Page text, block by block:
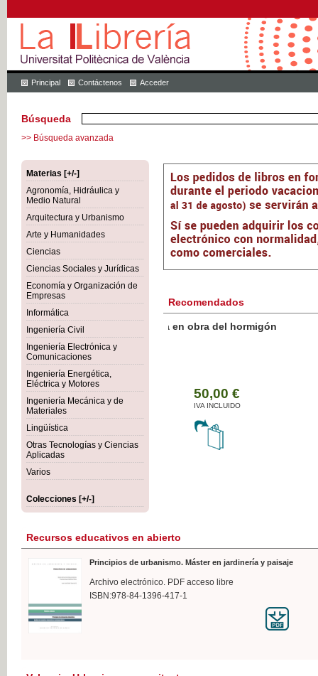
Principal Contáctenos Acceder
Búsqueda
>> Búsqueda avanzada
Materias [+/-]
Agronomía, Hidráulica y
Medio Natural
Arquitectura y Urbanismo
Arte y Humanidades
Ciencias
Ciencias Sociales y Jurídicas
Economía y Organización de
Empresas
Informática
Ingeniería Civil
Ingeniería Electrónica y
Comunicaciones
Ingeniería Energética,
Eléctrica y Motores
Ingeniería Mecánica y de
Materiales
Lingüística
Otras Tecnologías y Ciencias
Aplicadas
Varios
Colecciones [+/-]
Recomendados
Botánica Agroalimentaria
Recursos educativos en abierto
Principios de urbanismo. Máster en jardinería y paisaje
Archivo electrónico. PDF acceso libre
ISBN:978-84-1396-417-1